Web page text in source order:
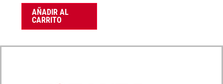
AÑADIR AL
CARRITO